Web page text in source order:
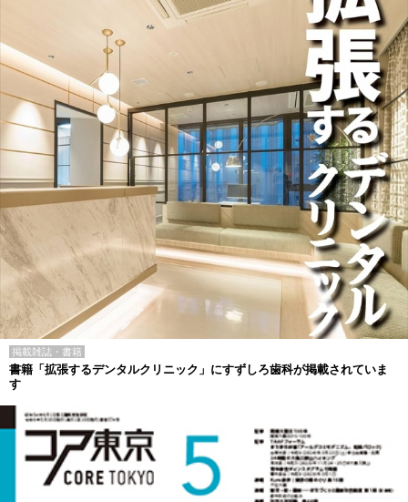
掲載雑誌・書籍
書籍「拡張するデンタルクリニック」にすずしろ歯科が掲載されていま
す